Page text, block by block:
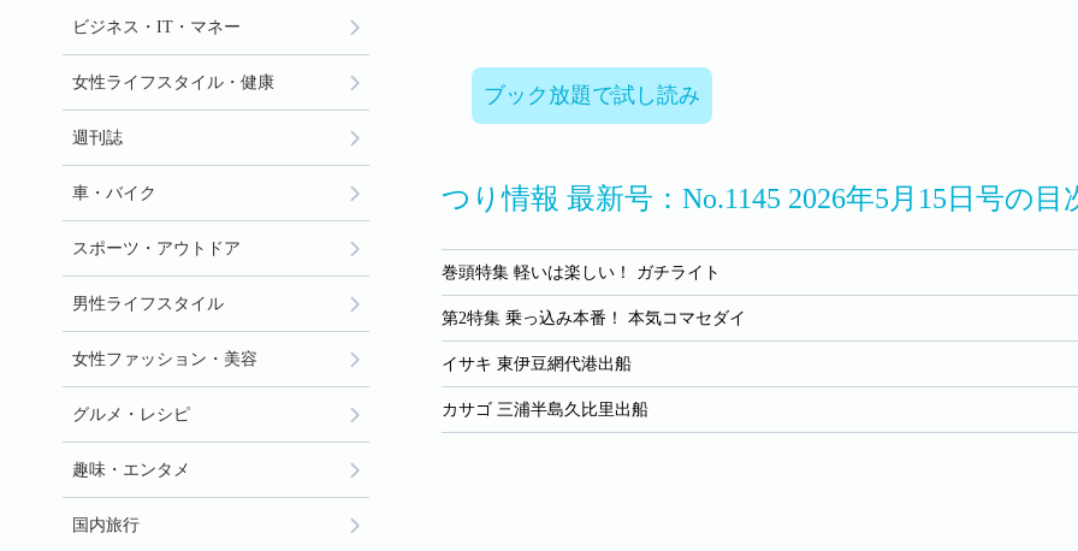
ブック放題で試し読み
つり情報 最新号：No.1145 2026年5月15日号の目
巻頭特集 軽いは楽しい！ ガチライト
第2特集 乗っ込み本番！ 本気コマセダイ
イサキ 東伊豆網代港出船
カサゴ 三浦半島久比里出船
ビジネス・IT・マネー
女性ライフスタイル・健康
週刊誌
車・バイク
スポーツ・アウトドア
男性ライフスタイル
女性ファッション・美容
グルメ・レシピ
趣味・エンタメ
国内旅行